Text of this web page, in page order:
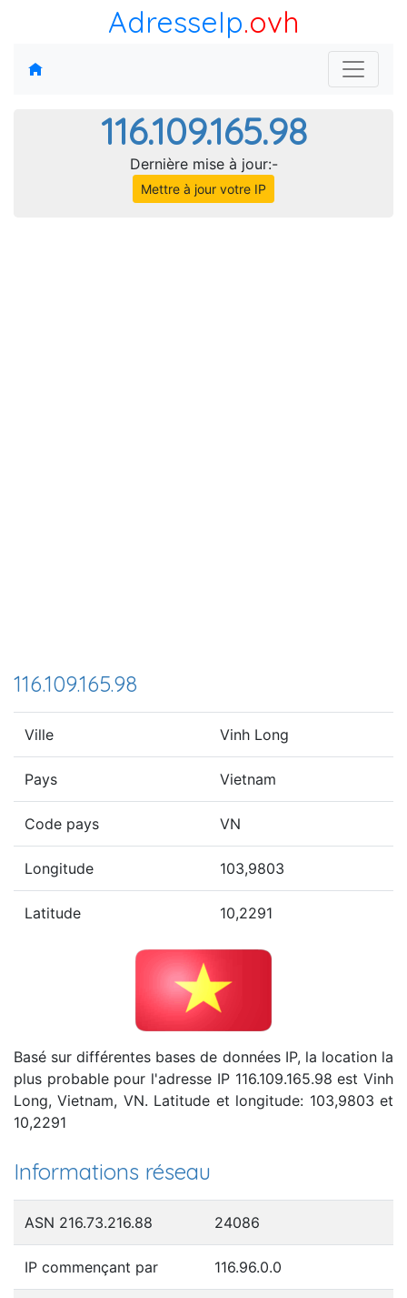
AdresseIp.ovh
116.109.165.98
Dernière mise à jour:-
Mettre à jour votre IP
116.109.165.98
Ville Vinh Long
Pays Vietnam
Code pays VN
Longitude 103,9803
Latitude 10,2291
Basé sur différentes bases de données IP, la location la
plus probable pour l'adresse IP 116.109.165.98 est Vinh
Long, Vietnam, VN. Latitude et longitude: 103,9803 et
10,2291
Informations réseau
ASN 216.73.216.88 24086
IP commençant par 116.96.0.0